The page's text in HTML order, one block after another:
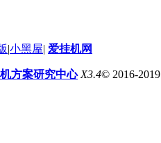
|小黑屋| 爱挂机网
方案研究中心 X3.4© 2016-2019